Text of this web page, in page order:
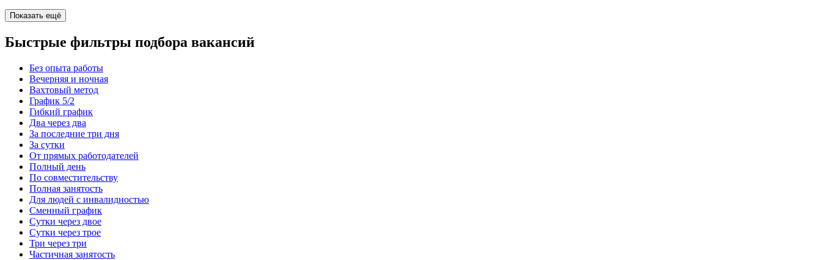
Показать ещё
Быстрые фильтры подбора вакансий
Без опыта работы
Вечерняя и ночная
Вахтовый метод
График 5/2
Гибкий график
Два через два
За последние три дня
За сутки
От прямых работодателей
Полный день
По совместительству
Полная занятость
Для людей с инвалидностью
Сменный график
Сутки через двое
Сутки через трое
Три через три
Частичная занятость